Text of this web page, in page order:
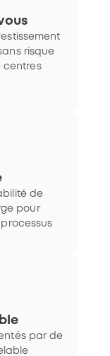
risque
centres
de
pour
par de